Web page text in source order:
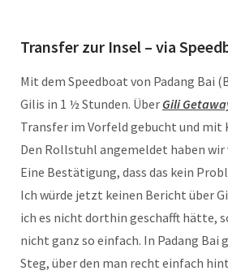
Transfer zur Insel – via
Mit dem Speedboat von Padang Bai
Gilis in 1 ½ Stunden. Über Gili
Transfer im Vorfeld gebucht und
Den Rollstuhl angemeldet haben wir
Eine Bestätigung, dass das kein
Ich würde jetzt keinen Bericht über
ich es nicht dorthin geschafft hätte,
nicht ganz so einfach. In Padang Bai
Steg, über den man recht einfach